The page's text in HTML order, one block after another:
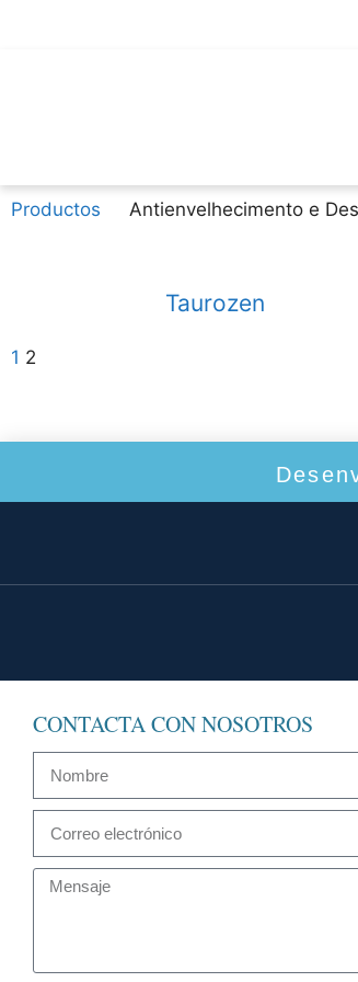
Productos Antienvelhecimento e
Taurozen
1 2
CONTACTA CON NOSOTROS